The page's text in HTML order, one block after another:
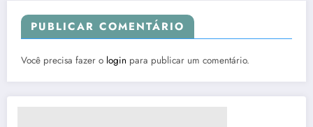
PUBLICAR COMENTÁRIO
Você precisa fazer o login para publicar um comentário.